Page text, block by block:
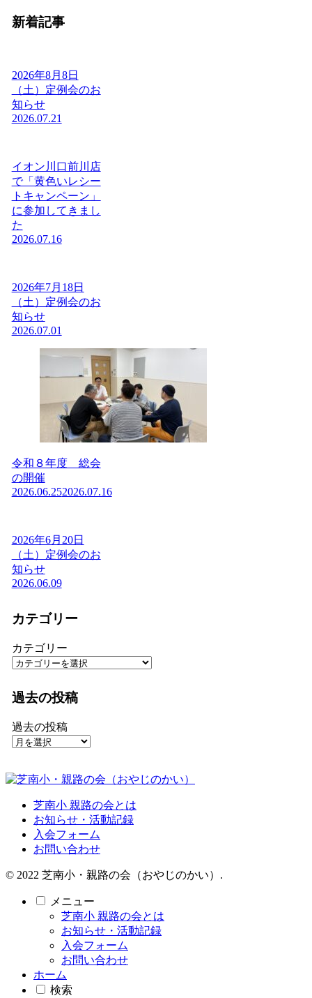
新着記事
2026年8月8日
（土）定例会のお
知らせ
2026.07.21
イオン川口前川店
で「黄色いレシー
トキャンペーン」
に参加してきまし
た
2026.07.16
2026年7月18日
（土）定例会のお
知らせ
2026.07.01
令和８年度 総会
の開催
2026.06.252026.07.16
2026年6月20日
（土）定例会のお
知らせ
2026.06.09
カテゴリー
カテゴリー
過去の投稿
過去の投稿
芝南小 親路の会とは
お知らせ・活動記録
入会フォーム
お問い合わせ
© 2022 芝南小・親路の会（おやじのかい）.
メニュー
芝南小 親路の会とは
お知らせ・活動記録
入会フォーム
お問い合わせ
ホーム
検索